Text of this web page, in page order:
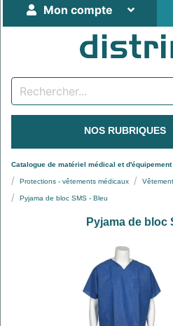
Mon compte
NOS RUBRIQUES
Catalogue de matériel médical et
Protections - vêtements médicaux
Pyjama de bloc SMS - Bleu
Pyjama de bloc